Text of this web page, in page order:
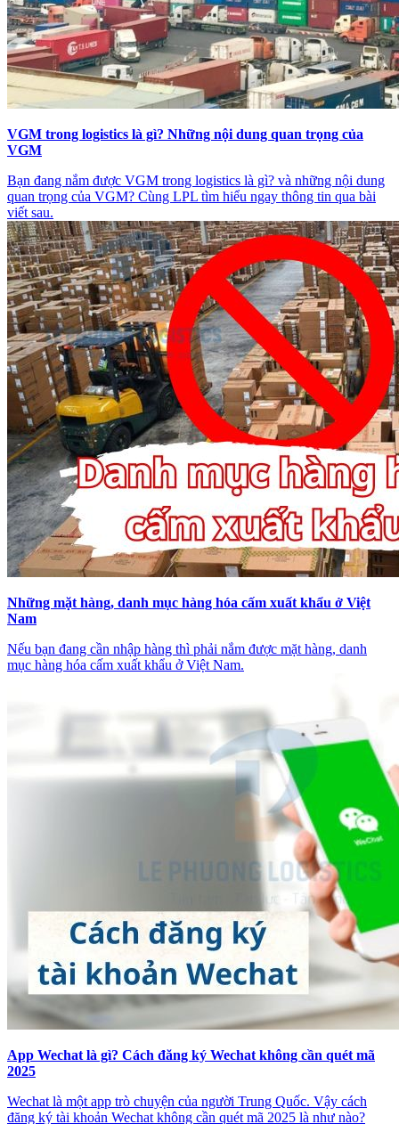
VGM trong logistics là gì? Những nội dung quan trọng của
VGM
Bạn đang nắm được VGM trong logistics là gì? và những nội dung
quan trọng của VGM? Cùng LPL tìm hiểu ngay thông tin qua bài
viết sau.
Những mặt hàng, danh mục hàng hóa cấm xuất khẩu ở Việt
Nam
Nếu bạn đang cần nhập hàng thì phải nắm được mặt hàng, danh
mục hàng hóa cấm xuất khẩu ở Việt Nam.
App Wechat là gì? Cách đăng ký Wechat không cần quét mã
2025
Wechat là một app trò chuyện của người Trung Quốc. Vậy cách
đăng ký tài khoản Wechat không cần quét mã 2025 là như nào?